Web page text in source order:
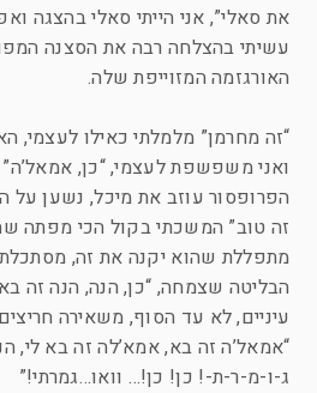
את סאלי”, אני הייתי סאלי בהצגה
עשיתי בהצלחה רבה את הסצנה
האורגזמה המזוייפת שלה.
“זה מחרמן” מלמלתי כאילו לעצמי,
ואני משפשפת לעצמי, “כן,
הפרופסור עוזב את מיכל, נשען על
זה טוב” המשכתי בקול הכי מפתה
מתפללת שהוא יקנה את זה,
הבליטה שצמחה, “כן, הנה, הנה זה
עיניים, לא עד הסוף, משאירה
“אמאל’ה זה בא, אמא’לה זה בא לי,
ג-ו-מ-ר-ת-! כן! כן!… וואו…גמרתי!”